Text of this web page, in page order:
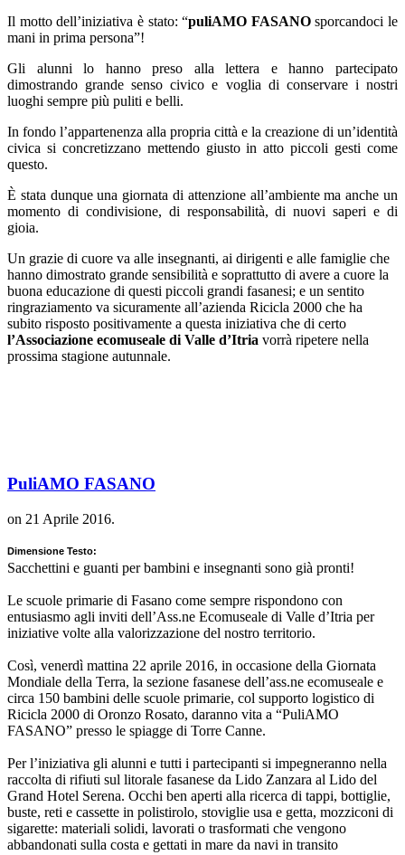
Il motto dell’iniziativa è stato: “puliAMO FASANOsporcandoci le
mani in prima persona”!
Gli alunni lo hanno preso alla lettera e hanno partecipato
dimostrando grande senso civico e voglia di conservare i nostri
luoghi sempre più puliti e belli.
In fondo l’appartenenza alla propria città e la creazione di un’identità
civica si concretizzano mettendo giusto in atto piccoli gesti come
questo.
È stata dunque una giornata di attenzione all’ambiente ma anche un
momento di condivisione, di responsabilità, di nuovi saperi e di
gioia.
Un grazie di cuore va alle insegnanti, ai dirigenti e alle famiglie che
hanno dimostrato grande sensibilità e soprattutto di avere a cuore la
buona educazione di questi piccoli grandi fasanesi; e un sentito
ringraziamento va sicuramente all’azienda Ricicla 2000 che ha
subito risposto positivamente a questa iniziativa che di certo
l’Associazione ecomuseale di Valle d’Itria vorrà ripetere nella
prossima stagione autunnale.
PuliAMO FASANO
on 21 Aprile 2016.
Dimensione Testo:
Sacchettini e guanti per bambini e insegnanti sono già pronti!
Le scuole primarie di Fasano come sempre rispondono con
entusiasmo agli inviti dell’Ass.ne Ecomuseale di Valle d’Itria per
iniziative volte alla valorizzazione del nostro territorio.
Così, venerdì mattina 22 aprile 2016, in occasione della Giornata
Mondiale della Terra, la sezione fasanese dell’ass.ne ecomuseale e
circa 150 bambini delle scuole primarie, col supporto logistico di
Ricicla 2000 di Oronzo Rosato, daranno vita a “PuliAMO
FASANO” presso le spiagge di Torre Canne.
Per l’iniziativa gli alunni e tutti i partecipanti si impegneranno nella
raccolta di rifiuti sul litorale fasanese da Lido Zanzara al Lido del
Grand Hotel Serena. Occhi ben aperti alla ricerca di tappi, bottiglie,
buste, reti e cassette in polistirolo, stoviglie usa e getta, mozziconi di
sigarette: materiali solidi, lavorati o trasformati che vengono
abbandonati sulla costa e gettati in mare da navi in transito